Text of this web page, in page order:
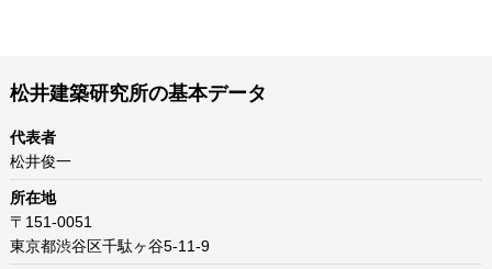
松井建築研究所の基本データ
代表者
松井俊一
所在地
〒151-0051
東京都渋谷区千駄ヶ谷5-11-9